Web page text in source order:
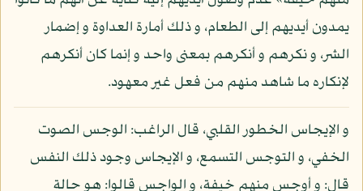
يمدون أيديهم إلى الطعام، و ذلك أمارة العداوة و إضمار
الشر، و نكرهم و أنكرهم بمعنى واحد و إنما كان أنكرهم
لإنكاره ما شاهد منهم من فعل غير معهود.
و الإيجاس الخطور القلبي، قال الراغب: الوجس الصوت
الخفي، و التوجس التسمع، و الإيجاس وجود ذلك النفس
قال: و أوجس منهم خيفة، و الواجس قالوا: هو حالة